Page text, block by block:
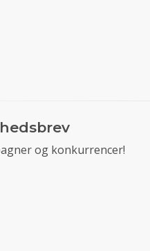
og konkurrencer!